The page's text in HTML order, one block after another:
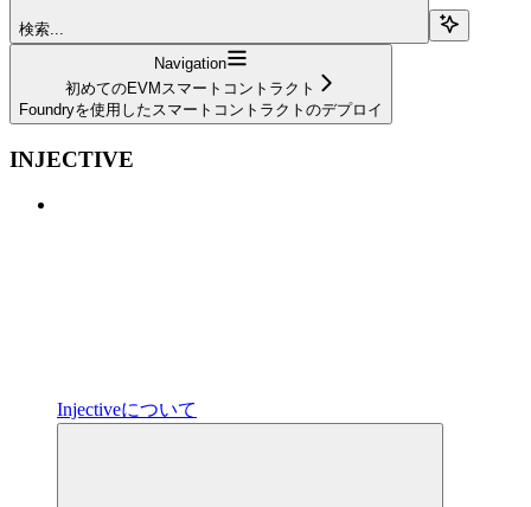
検索...
Navigation
初めてのEVMスマートコントラクト
Foundryを使用したスマートコントラクトのデプロイ
INJECTIVE
Injectiveについて